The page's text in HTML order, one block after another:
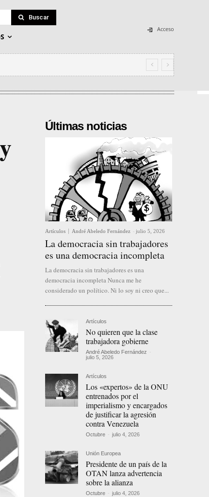
Buscar
Acceso
Últimas noticias
Artículos André Abeledo Fernández - julio 5, 2026
La democracia sin trabajadores
es una democracia incompleta
La democracia sin trabajadores es una
democracia incompleta Nunca me he
considerado un político. Ni lo soy ni creo que...
Artículos
No quieren que la clase
trabajadora gobierne
André Abeledo Fernández -
julio 5, 2026
Artículos
Los «expertos» de la ONU
entrenados por el
imperialismo y encargados
de justificar la agresión
contra Venezuela
Octubre - julio 4, 2026
Unión Europea
Presidente de un país de la
OTAN lanza advertencia
sobre la alianza
Octubre - julio 4, 2026